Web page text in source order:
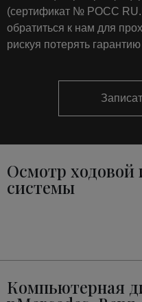
(сертификат № РОСС
обратиться к нам для
рискуя потерять
Осмотр ходовой
системы
Компьютерная